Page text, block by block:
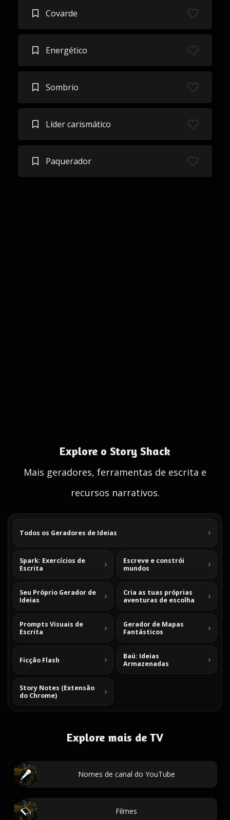
Covarde
Energético
Sombrio
Líder carismático
Paquerador
Explore o Story Shack
Mais geradores, ferramentas de escrita e
recursos narrativos.
Todos os Geradores de Ideias
Spark: Exercícios de
Escrita
Escreve e constrói
mundos
Seu Próprio Gerador de
Ideias
Cria as tuas próprias
aventuras de escolha
Prompts Visuais de
Escrita
Gerador de Mapas
Fantásticos
Ficção Flash
Baú: Ideias
Armazenadas
Story Notes (Extensão
do Chrome)
Explore mais de TV
Nomes de canal do YouTube
Filmes